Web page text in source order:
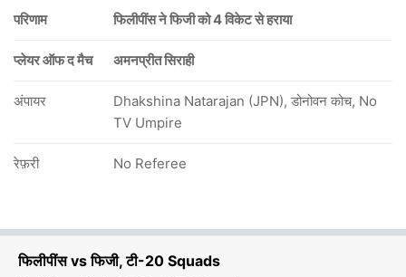
फिलीपींस vs फिजी, टी-20 Squads
परिणाम फिलीपींस ने फिजी को 4 विकेट से हराया
प्लेयर ऑफ द मैच अमनप्रीत सिराही
अंपायर
Dhakshina Natarajan (JPN), डोनोवन कोच, No
TV Umpire
रेफ़री No Referee